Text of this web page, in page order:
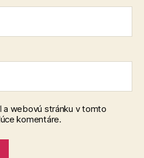
a webovú stránku v tomto
komentáre.